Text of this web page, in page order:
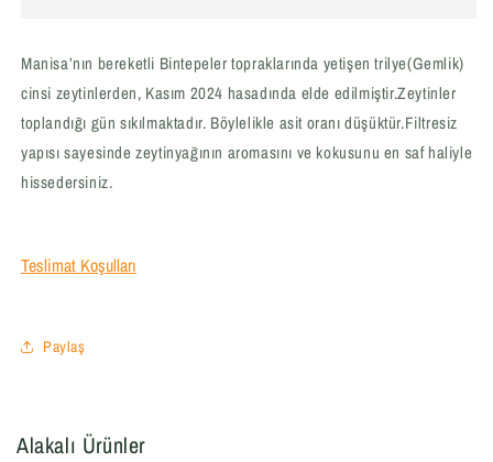
adedi
azaltın
adedi
artırın
Manisa’nın bereketli Bintepeler topraklarında yetişen trilye(Gemlik)
cinsi zeytinlerden, Kasım 2024 hasadında elde edilmiştir.Zeytinler
toplandığı gün sıkılmaktadır. Böylelikle asit oranı düşüktür.Filtresiz
yapısı sayesinde zeytinyağının aromasını ve kokusunu en saf haliyle
hissedersiniz.
Teslimat Koşulları
Paylaş
Alakalı Ürünler